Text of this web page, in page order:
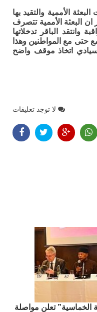
الأممية والتقيد بها
البعثة الأممية تتصرف
وانتقد الباقر تدخلاتها
حتى مع المواطنين وهذا
اتخاذ موقف واضح
لا توجد تعليقات
الخماسية” تعلن مواصلة